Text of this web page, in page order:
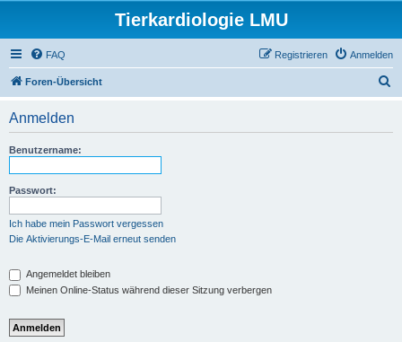
Tierkardiologie LMU
FAQ Anmelden
Registrieren
Foren-Übersicht
Anmelden
Benutzername:
Passwort:
Ich habe mein Passwort vergessen
Die Aktivierungs-E-Mail erneut senden
Angemeldet bleiben
Meinen Online-Status während dieser Sitzung verbergen